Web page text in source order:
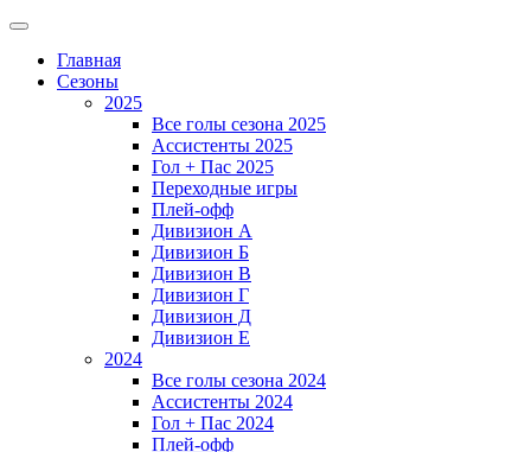
Главная
Сезоны
2025
Все голы сезона 2025
Ассистенты 2025
Гол + Пас 2025
Переходные игры
Плей-офф
Дивизион A
Дивизион Б
Дивизион В
Дивизион Г
Дивизион Д
Дивизион Е
2024
Все голы сезона 2024
Ассистенты 2024
Гол + Пас 2024
Плей-офф